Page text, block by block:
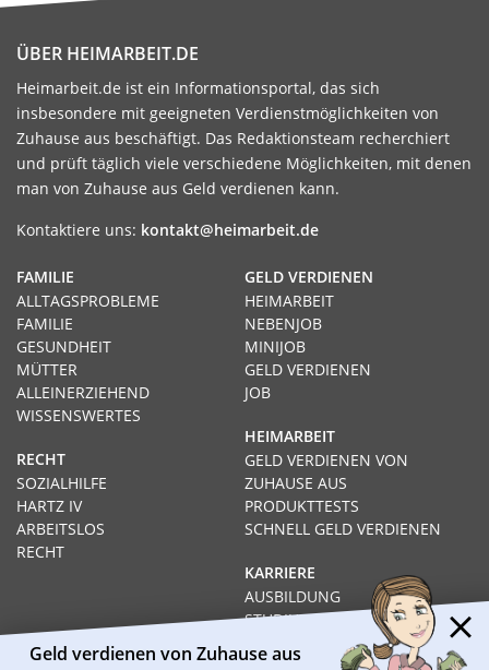
ÜBER HEIMARBEIT.DE
Heimarbeit.de ist ein Informationsportal, das sich
insbesondere mit geeigneten Verdienstmöglichkeiten von
Zuhause aus beschäftigt. Das Redaktionsteam recherchiert
und prüft täglich viele verschiedene Möglichkeiten, mit denen
man von Zuhause aus Geld verdienen kann.
Kontaktiere uns: kontakt@heimarbeit.de
GELD VERDIENEN
HEIMARBEIT
NEBENJOB
MINIJOB
GELD VERDIENEN
JOB
HEIMARBEIT
GELD VERDIENEN VON
ZUHAUSE AUS
PRODUKTTESTS
SCHNELL GELD VERDIENEN
KARRIERE
AUSBILDUNG
STUDIUM
GEHÄLTER
FAMILIE
ALLTAGSPROBLEME
FAMILIE
GESUNDHEIT
MÜTTER
ALLEINERZIEHEND
WISSENSWERTES
RECHT
SOZIALHILFE
HARTZ IV
ARBEITSLOS
RECHT
Geld verdienen von Zuhause aus